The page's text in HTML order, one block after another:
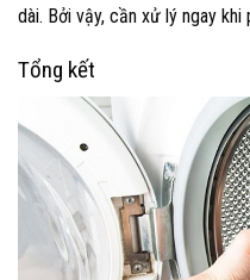
dài. Bởi vậy, cần xử lý ngay khi
Tổng kết